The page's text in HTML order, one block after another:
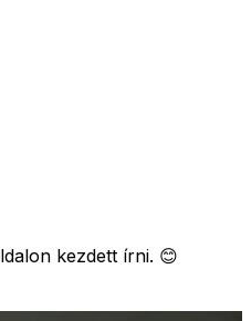
kezdett írni. 😊